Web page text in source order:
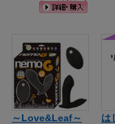
～Love&Leaf～
は